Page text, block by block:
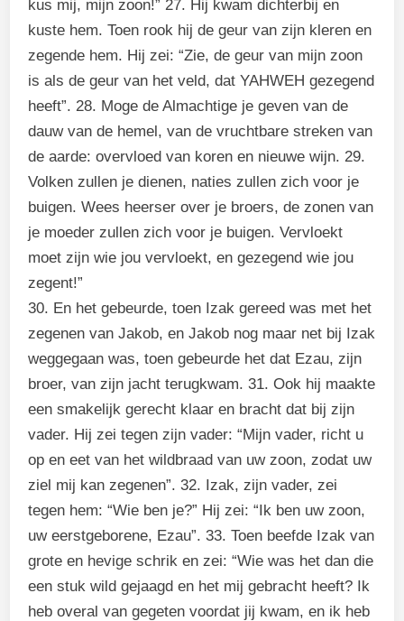
kus mij, mijn zoon!” 27. Hij kwam dichterbij en
kuste hem. Toen rook hij de geur van zijn kleren en
zegende hem. Hij zei: “Zie, de geur van mijn zoon
is als de geur van het veld, dat YAHWEH gezegend
heeft”. 28. Moge de Almachtige je geven van de
dauw van de hemel, van de vruchtbare streken van
de aarde: overvloed van koren en nieuwe wijn. 29.
Volken zullen je dienen, naties zullen zich voor je
buigen. Wees heerser over je broers, de zonen van
je moeder zullen zich voor je buigen. Vervloekt
moet zijn wie jou vervloekt, en gezegend wie jou
zegent!”
30. En het gebeurde, toen Izak gereed was met het
zegenen van Jakob, en Jakob nog maar net bij Izak
weggegaan was, toen gebeurde het dat Ezau, zijn
broer, van zijn jacht terugkwam. 31. Ook hij maakte
een smakelijk gerecht klaar en bracht dat bij zijn
vader. Hij zei tegen zijn vader: “Mijn vader, richt u
op en eet van het wildbraad van uw zoon, zodat uw
ziel mij kan zegenen”. 32. Izak, zijn vader, zei
tegen hem: “Wie ben je?” Hij zei: “Ik ben uw zoon,
uw eerstgeborene, Ezau”. 33. Toen beefde Izak van
grote en hevige schrik en zei: “Wie was het dan die
een stuk wild gejaagd en het mij gebracht heeft? Ik
heb overal van gegeten voordat jij kwam, en ik heb